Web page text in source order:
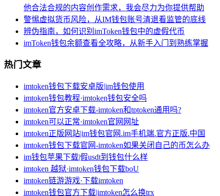
他合法合规的内容创作需求，我会尽力为你提供帮助
警惕虚拟货币风险，从IM钱包账号清退看监管的底线
辨伪指南，如何识别imToken钱包中的虚假代币
imToken钱包余额查看全攻略，从新手入门到熟练掌握
热门文章
imtoken钱包下载安卓版|im钱包使用
imtoken钱包教程·imtoken钱包安全吗
imtoken官方安卓下载-imtoken和tptoken通用吗?
imtoken可以正常·imtoken官网网址
imtoken正版网站|im钱包官网.im手机端.官方正版.中国
imtoken钱包下载官网-imtoken如果关闭自己的币怎么办
im钱包苹果下载|假usdt到钱包什么样
imtoken 越狱·imtoken钱包下载boU
imtoken链游游戏·下载imtoken
imtoken钱包官方下载|imtoken怎么换trx